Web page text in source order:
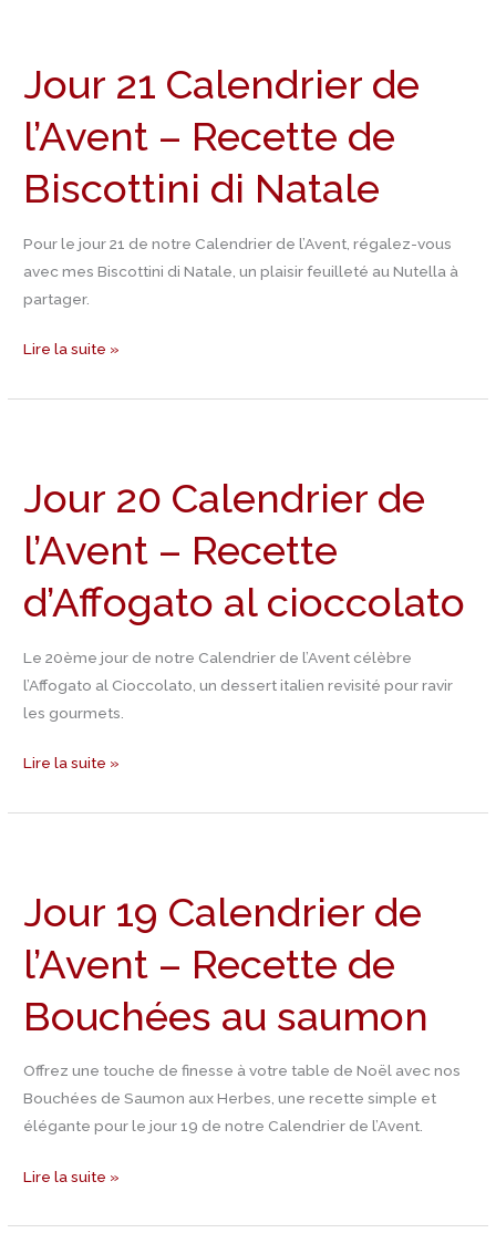
Jour 21 Calendrier de
l’Avent – Recette de
Biscottini di Natale
Pour le jour 21 de notre Calendrier de l’Avent, régalez-vous
avec mes Biscottini di Natale, un plaisir feuilleté au Nutella à
partager.
Calendrier
de
l’Avent
Recette
Biscottini
di
Natale
Lire la suite »
Jour 20 Calendrier de
l’Avent – Recette
d’Affogato al cioccolato
Le 20ème jour de notre Calendrier de l’Avent célèbre
l’Affogato al Cioccolato, un dessert italien revisité pour ravir
les gourmets.
Calendrier
de
l’Avent
Recette
al
cioccolato
Lire la suite »
Jour 19 Calendrier de
l’Avent – Recette de
Bouchées au saumon
Offrez une touche de finesse à votre table de Noël avec nos
Bouchées de Saumon aux Herbes, une recette simple et
élégante pour le jour 19 de notre Calendrier de l’Avent.
Calendrier
de
l’Avent
Recette
Bouchées
au
saumon
Lire la suite »